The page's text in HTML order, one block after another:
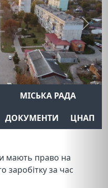
Next
МІСЬКА РАДА
ДОКУМЕНТИ ЦНАП
мають право на
заробітку за час